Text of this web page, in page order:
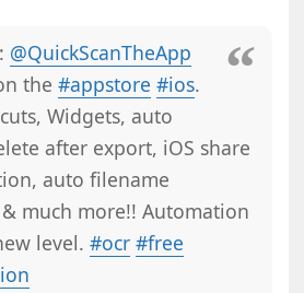
@QuickScanTheApp
the#appstore #ios.
Widgets, auto
after export, iOS share
auto filename
much more!! Automation
level.#ocr #free